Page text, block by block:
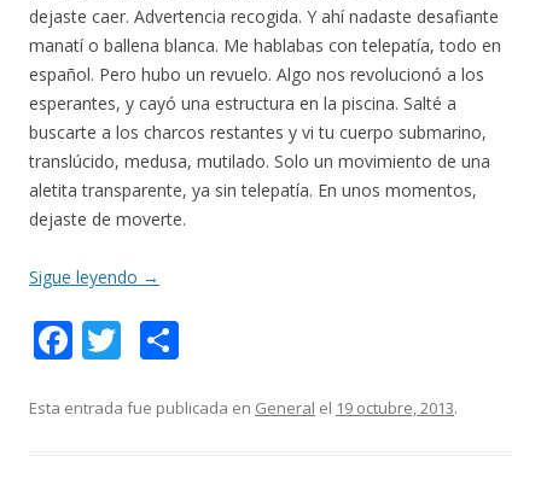
dejaste caer. Advertencia recogida. Y ahí nadaste desafiante
manatí o ballena blanca. Me hablabas con telepatía, todo en
español. Pero hubo un revuelo. Algo nos revolucionó a los
esperantes, y cayó una estructura en la piscina. Salté a
buscarte a los charcos restantes y vi tu cuerpo submarino,
translúcido, medusa, mutilado. Solo un movimiento de una
aletita transparente, ya sin telepatía. En unos momentos,
dejaste de moverte.
Sigue leyendo →
F
e
T
itt m
Esta entrada fue publicada en General el 19 octubre, 2013.